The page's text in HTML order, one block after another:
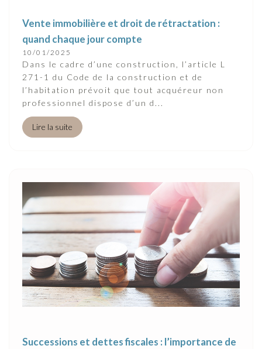
Vente immobilière et droit de rétractation :
quand chaque jour compte
10/01/2025
Dans le cadre d’une construction, l’article L
271-1 du Code de la construction et de
l’habitation prévoit que tout acquéreur non
professionnel dispose d’un d...
Lire la suite
Successions et dettes fiscales : l’importance de